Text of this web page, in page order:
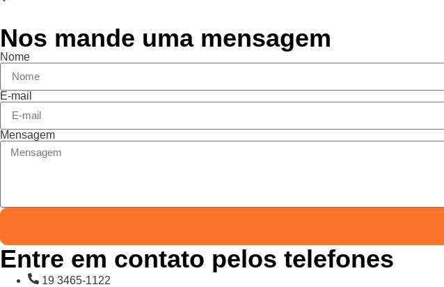
Nos mande uma mensagem
Nome
E-mail
Mensagem
Entre em contato pelos telefones
19 3465-1122